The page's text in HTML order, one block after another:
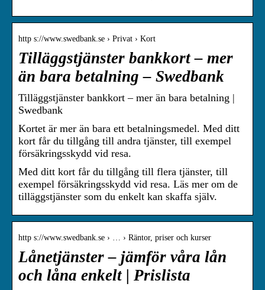
http s://www.swedbank.se › Privat › Kort
Tilläggstjänster bankkort – mer
än bara betalning – Swedbank
Tilläggstjänster bankkort – mer än bara betalning |
Swedbank
Kortet är mer än bara ett betalningsmedel. Med ditt
kort får du tillgång till andra tjänster, till exempel
försäkringsskydd vid resa.
Med ditt kort får du tillgång till flera tjänster, till
exempel försäkringsskydd vid resa. Läs mer om de
tilläggstjänster som du enkelt kan skaffa själv.
http s://www.swedbank.se › … › Räntor, priser och kurser
Lånetjänster – jämför våra lån
och låna enkelt | Prislista